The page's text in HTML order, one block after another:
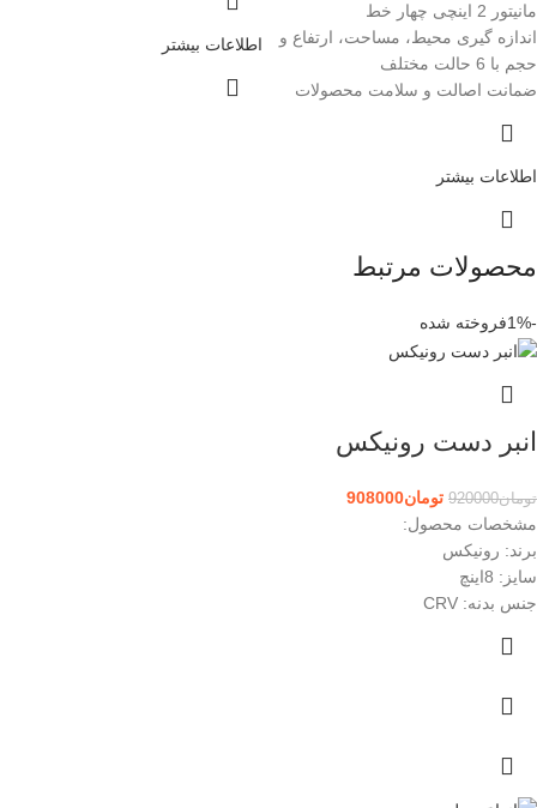
مانیتور 2 اینچی چهار خط
اندازه گیری محیط، مساحت، ارتفاع و
حجم با 6 حالت مختلف
ضمانت اصالت و سلامت محصولات
اطلاعات بیشتر
اطلاعات بیشتر
محصولات مرتبط
-1% فروخته شده
انبر دست رونیکس
تومان920000 تومان908000
مشخصات محصول:
برند: رونیکس
سایز: 8اینچ
جنس بدنه: CRV